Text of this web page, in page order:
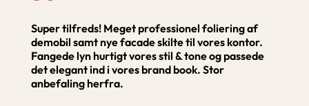
Super tilfreds! Meget professionel foliering af
demobil samt nye facade skilte til vores kontor.
Fangede lyn hurtigt vores stil & tone og passede
det elegant ind i vores brand book. Stor
anbefaling herfra.